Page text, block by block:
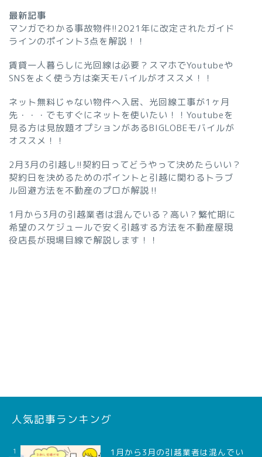
最新記事
マンガでわかる事故物件!!2021年に改定されたガイド
ラインのポイント3点を解説！！
賃貸一人暮らしに光回線は必要？スマホでYoutubeや
SNSをよく使う方は楽天モバイルがオススメ！！
ネット無料じゃない物件へ入居、光回線工事が1ヶ月
先・・・でもすぐにネットを使いたい！！Youtubeを
見る方は見放題オプションがあるBIGLOBEモバイルが
オススメ！！
2月3月の引越し!!契約日ってどうやって決めたらいい？
契約日を決めるためのポイントと引越に関わるトラブ
ル回避方法を不動産のプロが解説‼︎
1月から3月の引越業者は混んでいる？高い？繁忙期に
希望のスケジュールで安く引越する方法を不動産屋現
役店長が現場目線で解説します！！
人気記事ランキング
1
1月から3月の引越業者は混んでい